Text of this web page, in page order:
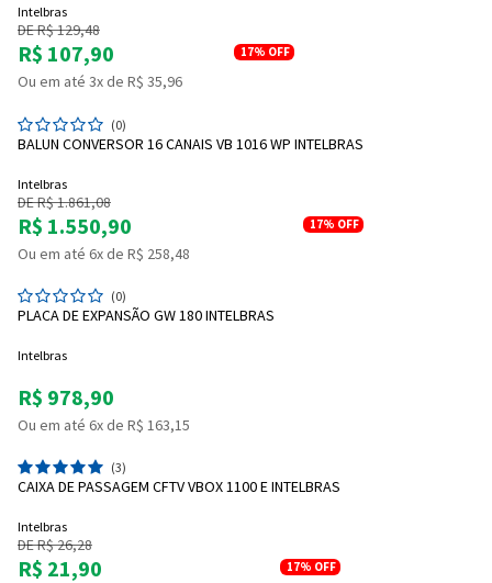
Entrega Flash
Cartão de crédito
Pagamento via Pix
Retire na Loja
Intelbras
DE R$ 129,48
R$ 107,90 17% OFF
Ou em até 3x de R$ 35,96
(0)
BALUN CONVERSOR 16 CANAIS VB 1016 WP INTELBRAS
Intelbras
DE R$ 1.861,08
R$ 1.550,90 17% OFF
Ou em até 6x de R$ 258,48
(0)
PLACA DE EXPANSÃO GW 180 INTELBRAS
Intelbras
R$ 978,90
Ou em até 6x de R$ 163,15
(3)
CAIXA DE PASSAGEM CFTV VBOX 1100 E INTELBRAS
Intelbras
DE R$ 26,28
R$ 21,90 17% OFF